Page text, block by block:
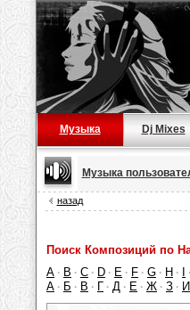
Музыка Dj Mixes
Музыка
назад
Поиск Композиций по
A · B · C · D · E · F · G · H · ·
А · Б · В · Г · Д · Е · Ж · З · И